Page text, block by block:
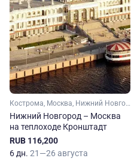
Кострома, Москва, Нижний Новгород, Рыбинск, Ярославль, Плес, Мышкин, Городец
Нижний Новгород – Москва
на теплоходе Кронштадт
RUB 116,200
6 дн. 21—26 августа